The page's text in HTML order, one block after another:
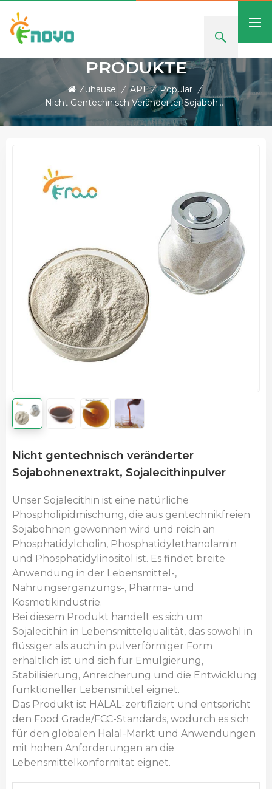
PRODUKTE
Zuhause / API / Popular /
Nicht Gentechnisch Veränderter Sojabohnenextrakt, Sojalecithinpulver
Nicht gentechnisch veränderter
Sojabohnenextrakt, Sojalecithinpulver
Unser Sojalecithin ist eine natürliche
Phospholipidmischung, die aus gentechnikfreien
Sojabohnen gewonnen wird und reich an
Phosphatidylcholin, Phosphatidylethanolamin
und Phosphatidylinositol ist. Es findet breite
Anwendung in der Lebensmittel-,
Nahrungsergänzungs-, Pharma- und
Kosmetikindustrie.
Bei diesem Produkt handelt es sich um
Sojalecithin in Lebensmittelqualität, das sowohl in
flüssiger als auch in pulverförmiger Form
erhältlich ist und sich für Emulgierung,
Stabilisierung, Anreicherung und die Entwicklung
funktioneller Lebensmittel eignet.
Das Produkt ist HALAL-zertifiziert und entspricht
den Food Grade/FCC-Standards, wodurch es sich
für den globalen Halal-Markt und Anwendungen
mit hohen Anforderungen an die
Lebensmittelkonformität eignet.